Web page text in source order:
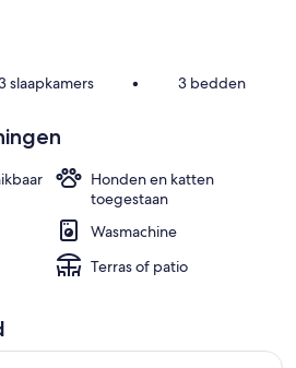
slaapkamers • 3 bedden
Honden en katten
toegestaan
Wasmachine
Terras of patio